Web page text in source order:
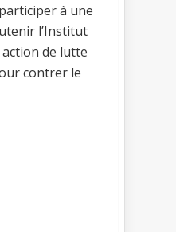
à une
l’Institut
de lutte
contrer le